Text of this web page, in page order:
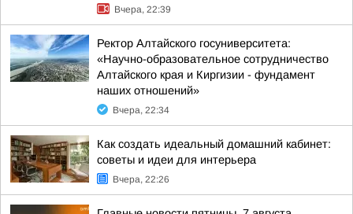
Вчера, 22:39
Ректор Алтайского госуниверситета:
«Научно-образовательное сотрудничество
Алтайского края и Киргизии - фундамент
наших отношений»
Вчера, 22:34
Как создать идеальный домашний кабинет:
советы и идеи для интерьера
Вчера, 22:26